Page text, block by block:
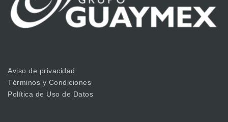
Aviso de privacidad
Términos y Condiciones
Política de Uso de Datos